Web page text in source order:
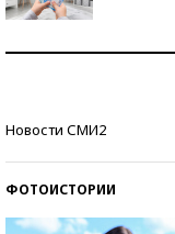
Новости СМИ2
ФОТОИСТОРИИ